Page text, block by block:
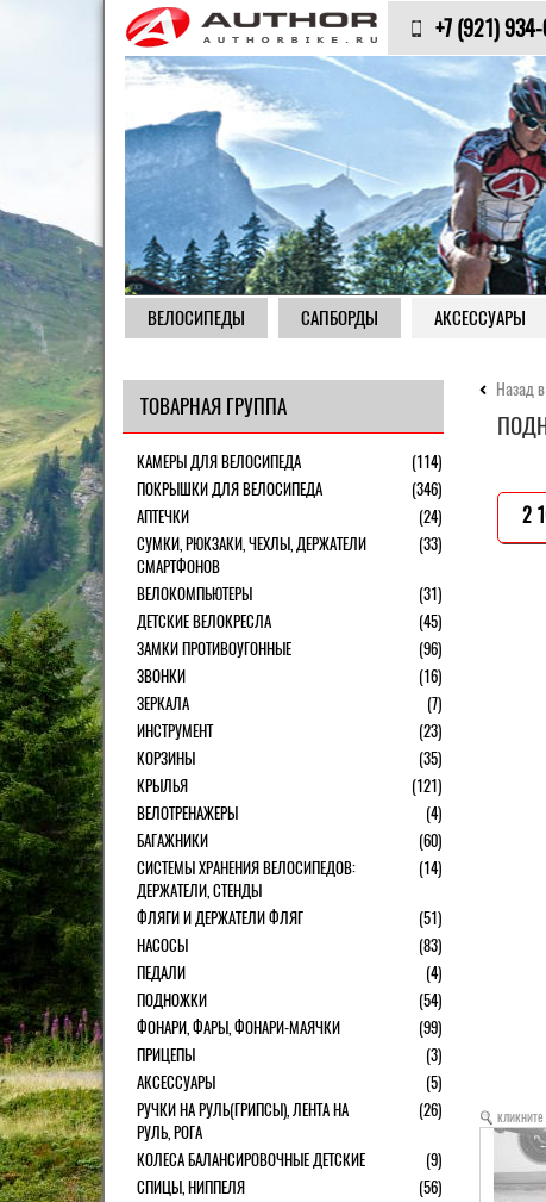
+7 (921)
ВЕЛОСИПЕДЫ САПБОРДЫ АКСЕССУАРЫ
Назад
2
ТОВАРНАЯ ГРУППА
КАМЕРЫ ДЛЯ ВЕЛОСИПЕДА
(114)
ПОКРЫШКИ ДЛЯ ВЕЛОСИПЕДА
(346)
АПТЕЧКИ
(24)
СУМКИ, РЮКЗАКИ, ЧЕХЛЫ, ДЕРЖАТЕЛИ
СМАРТФОНОВ
(33)
ВЕЛОКОМПЬЮТЕРЫ
(31)
ДЕТСКИЕ ВЕЛОКРЕСЛА
(45)
ЗАМКИ ПРОТИВОУГОННЫЕ
(96)
ЗВОНКИ
(16)
ЗЕРКАЛА
(7)
ИНСТРУМЕНТ
(23)
КОРЗИНЫ
(35)
КРЫЛЬЯ
(121)
ВЕЛОТРЕНАЖЕРЫ
(4)
БАГАЖНИКИ
(60)
СИСТЕМЫ ХРАНЕНИЯ ВЕЛОСИПЕДОВ:
ДЕРЖАТЕЛИ, СТЕНДЫ
(14)
ФЛЯГИ И ДЕРЖАТЕЛИ ФЛЯГ
(51)
НАСОСЫ
(83)
ПЕДАЛИ
(4)
ПОДНОЖКИ
(54)
ФОНАРИ, ФАРЫ, ФОНАРИ-МАЯЧКИ
(99)
ПРИЦЕПЫ
(3)
АКСЕССУАРЫ
(5)
РУЧКИ НА РУЛЬ(ГРИПСЫ), ЛЕНТА НА
РУЛЬ, РОГА
(26)
КОЛЕСА БАЛАНСИРОВОЧНЫЕ ДЕТСКИЕ
(9)
СПИЦЫ, НИППЕЛЯ
(56)